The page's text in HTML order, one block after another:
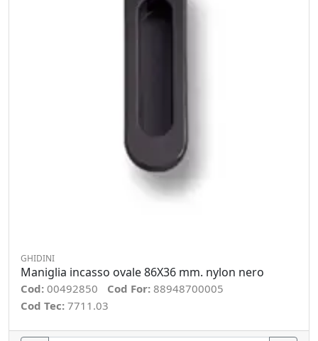
GHIDINI
Maniglia incasso ovale 86X36 mm. nylon nero
Cod: 00492850 Cod For: 88948700005
Cod Tec: 7711.03